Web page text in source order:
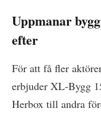
Uppmanar
efter
För att få fler
erbjuder XL-Bygg
Herbox till andra